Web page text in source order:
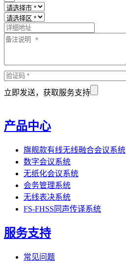
立即发送，获取服务支持
产品中心
旗舰款有线无线融合会议系统
数字会议系统
无纸化会议系统
会务管理系统
无线表决系统
FS-FHSS同声传译系统
服务支持
常见问题